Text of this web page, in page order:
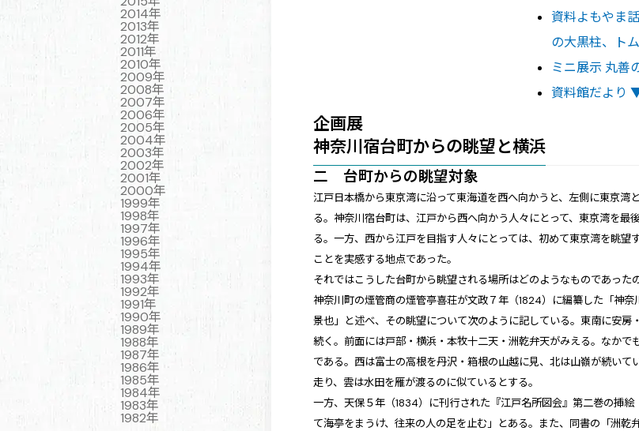
資料よもやま
の大黒柱、ト
ミニ展示 丸善
資料館だより
企画展
神奈川宿台町からの眺望と横浜
二 台町からの眺望対象
江戸日本橋から東京湾に沿って東海道を西へ向かうと、左側に東京
る。神奈川宿台町は、江戸から西へ向かう人々にとって、東京湾を
る。一方、西から江戸を目指す人々にとっては、初めて東京湾を眺
ことを実感する地点であった。
それではこうした台町から眺望される場所はどのようなものであった
神奈川町の煙管商の煙管亭喜荘が文政７年（1824）に編纂した「神
景也」と述べ、その眺望について次のように記している。東南に安
続く。前面には戸部・横浜・本牧十二天・洲乾弁天がみえる。なか
である。西は富士の高根を丹沢・箱根の山越に見、北は山嶺が続い
走り、雲は水田を雁が渡るのに似ているとする。
一方、天保５年（1834）に刊行された『江戸名所図会』第二巻の挿絵
て海亭をまうけ、往来の人の足を止む」とある。また、同書の「洲
2014年
2013年
2012年
2011年
2010年
2009年
2008年
2007年
2006年
2005年
2004年
2003年
2002年
2001年
2000年
1999年
1998年
1997年
1996年
1995年
1994年
1993年
1992年
1991年
1990年
1989年
1988年
1987年
1986年
1985年
1984年
1983年
1982年